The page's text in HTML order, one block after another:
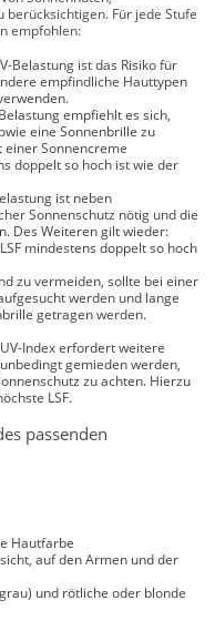
Für jede Stufe
empfohlen:
Belastung ist das Risiko für
empfindliche Hauttypen
empfiehlt es sich,
eine Sonnenbrille zu
Sonnencreme
doppelt so hoch ist wie der
ist neben
Sonnenschutz nötig und die
Des Weiteren gilt wieder:
mindestens doppelt so hoch
zu vermeiden, sollte bei einer
werden und lange
getragen werden.
Index erfordert weitere
gemieden werden,
zu achten. Hierzu
LSF.
passenden
Hautfarbe
auf den Armen und der
und rötliche oder blonde